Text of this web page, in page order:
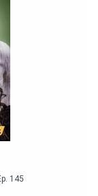
145